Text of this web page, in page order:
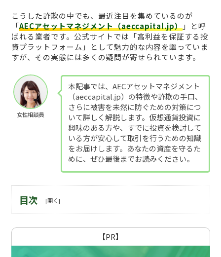
こうした詐欺の中でも、最近注目を集めているのが
「AECアセットマネジメント（aeccapital.jp）」と呼
ばれる業者です。公式サイトでは「高利益を保証する投
資プラットフォーム」として魅力的な内容を謳っていま
すが、その実態には多くの疑問が寄せられています。
女性相談員
本記事では、AECアセットマネジメント
（aeccapital.jp）の特徴や詐欺の手口、
さらに被害を未然に防ぐための対策につ
いて詳しく解説します。仮想通貨投資に
興味のある方や、すでに投資を検討して
いる方が安心して取引を行うための知識
をお届けします。あなたの資産を守るた
めに、ぜひ最後までお読みください。
目次
【PR】